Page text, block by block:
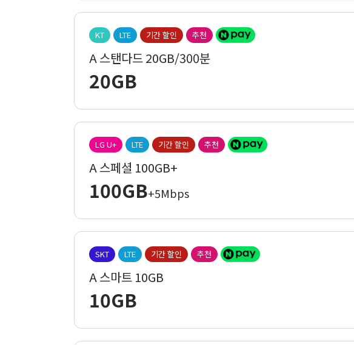
KT LTE 기간 할인 추천
A 스탠다드 20GB/300분
20GB
LG U+ LTE 기간 할인 추천
A 스페셜 100GB+
100GB+5Mbps
SKT LTE 기간 할인 추천
A 스마트 10GB
10GB